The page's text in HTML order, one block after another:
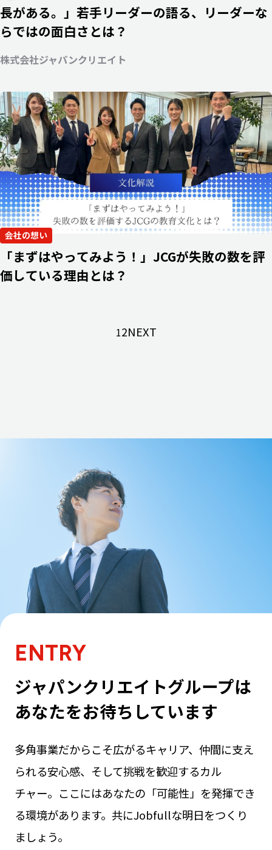
長がある。」若手リーダーの語る、リーダーな
らではの面白さとは？
株式会社ジャパンクリエイト
会社の想い
「まずはやってみよう！」JCGが失敗の数を評
価している理由とは？
12NEXT
ENTRY
ジャパンクリエイトグループは
あなたをお待ちしています
多角事業だからこそ広がるキャリア、仲間に支え
られる安心感、そして挑戦を歓迎するカル
チャー。ここにはあなたの「可能性」を発揮でき
る環境があります。共にJobfullな明日をつくり
ましょう。